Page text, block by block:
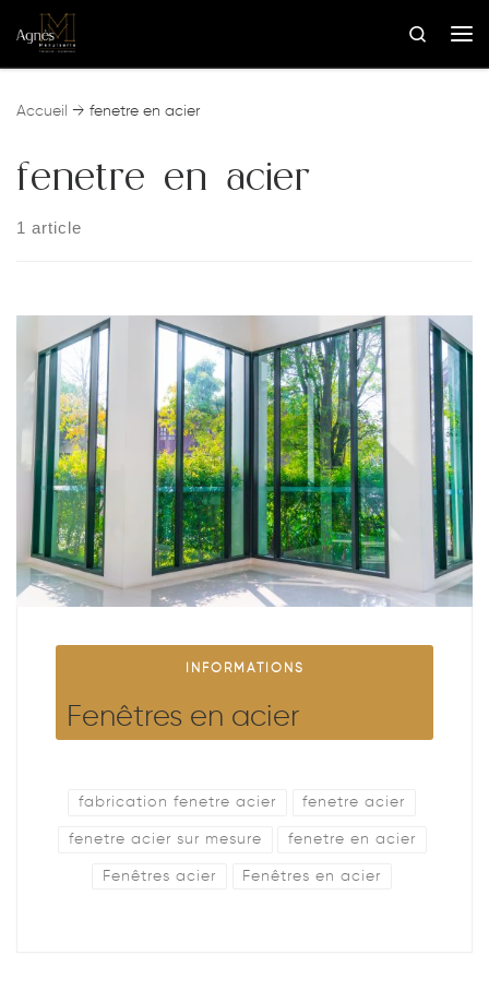
Skip to content
Search
Accueil → fenetre en acier
fenetre en acier
1 article
INFORMATIONS
Fenêtres en acier
fabrication fenetre acier fenetre acier
fenetre acier sur mesure fenetre en acier
Fenêtres acier Fenêtres en acier